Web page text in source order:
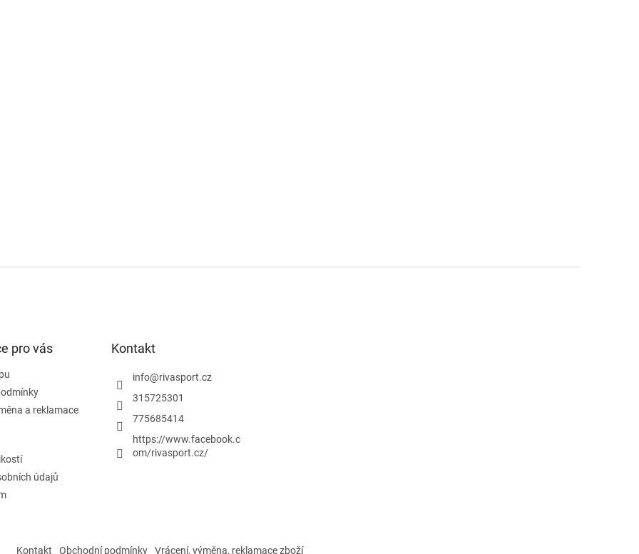
pro vás
a reklamace
údajů
Kontakt
info@rivasport.cz
315725301
775685414
https://www.facebook.c
om/rivasport.cz/
Kontakt Obchodní podmínky Vrácení, výměna, reklamace zboží